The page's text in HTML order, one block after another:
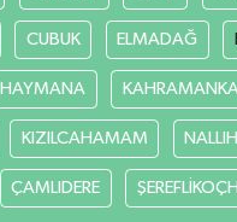
CUBUK ELMADAĞ
HAYMANA
KIZILCAHAMAM
ÇAMLIDERE